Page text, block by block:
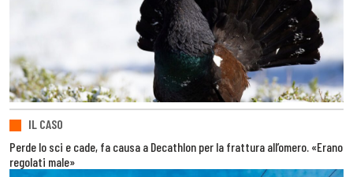
IL CASO
Perde lo sci e cade, fa causa a Decathlon per la frattura all’omero. «Erano
regolati male»